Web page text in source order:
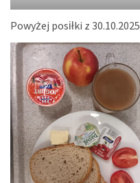
Powyżej posiłki z 30.10.2025